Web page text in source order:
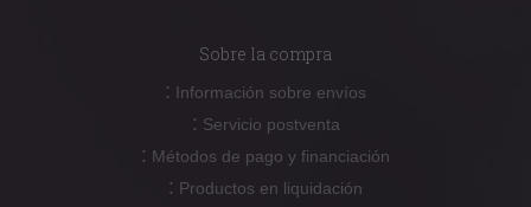
Sobre la compra
: Información sobre envíos
: Servicio postventa
: Métodos de pago y financiación
: Productos en liquidación